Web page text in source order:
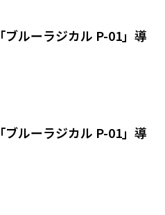
ルーラジカル P-01」導
ルーラジカル P-01」導